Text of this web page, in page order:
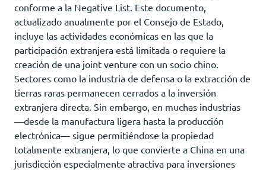
conforme a la Negative List. Este documento,
actualizado anualmente por el Consejo de Estado,
incluye las actividades económicas en las que la
participación extranjera está limitada o requiere la
creación de una joint venture con un socio chino.
Sectores como la industria de defensa o la extracción de
tierras raras permanecen cerrados a la inversión
extranjera directa. Sin embargo, en muchas industrias
—desde la manufactura ligera hasta la producción
electrónica— sigue permitiéndose la propiedad
totalmente extranjera, lo que convierte a China en una
jurisdicción especialmente atractiva para inversiones